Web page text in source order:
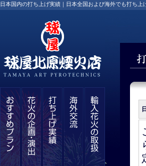
日本国内の打ち上げ実績｜日本全国および海外でも打ち上